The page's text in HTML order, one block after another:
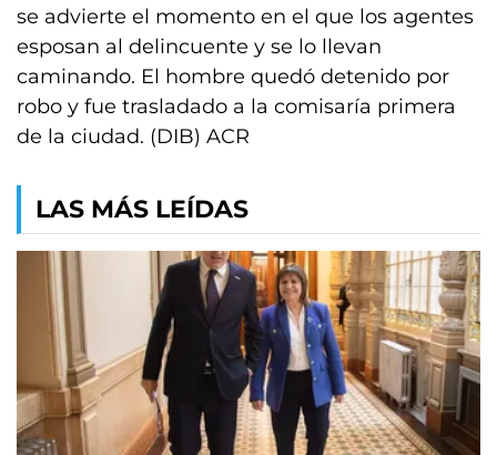
se advierte el momento en el que los agentes
esposan al delincuente y se lo llevan
caminando. El hombre quedó detenido por
robo y fue trasladado a la comisaría primera
de la ciudad. (DIB) ACR
LAS MÁS LEÍDAS